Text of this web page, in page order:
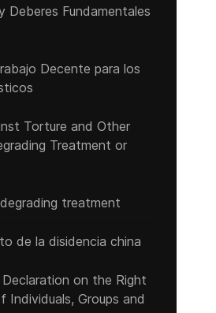
Bank Accounts of Catholic Priests
Deberes Fundamentales
Decente para los
Torture and Other
Treatment or
treatment
de la disidencia china
on the Right
Individuals, Groups and